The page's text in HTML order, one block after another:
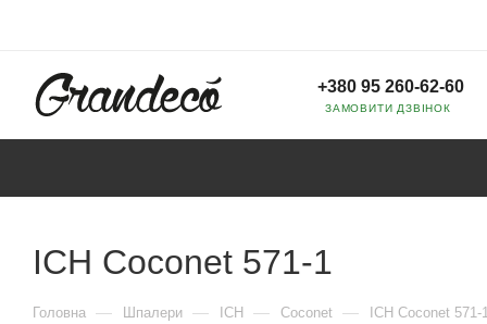
+380 95 260-62-60
ЗАМОВИТИ ДЗВІНОК
ICH Coconet 571-1
Головна — Шпалери — ICH — Coconet — ICH Coconet 571-